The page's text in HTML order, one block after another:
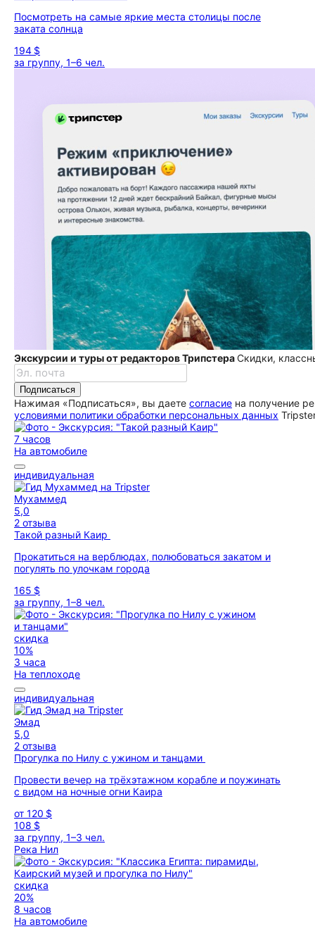
Посмотреть на самые яркие места столицы после
заката солнца
194 $
за группу, 1–6 чел.
Экскурсии и туры от редакторов ТрипстераСкидки,
Подписаться
Нажимая «Подписаться», вы даете согласие на получение
условиями политики обработки персональных данных
7 часов
На автомобиле
индивидуальная
Мухаммед
5,0
2 отзыва
Такой разный Каир
Прокатиться на верблюдах, полюбоваться закатом и
погулять по улочкам города
165 $
за группу, 1–8 чел.
скидка
10%
3 часа
На теплоходе
индивидуальная
Эмад
5,0
2 отзыва
Прогулка по Нилу с ужином и танцами
Провести вечер на трёхэтажном корабле и поужинать
с видом на ночные огни Каира
от 120 $
108 $
за группу, 1–3 чел.
Река Нил
скидка
20%
8 часов
На автомобиле